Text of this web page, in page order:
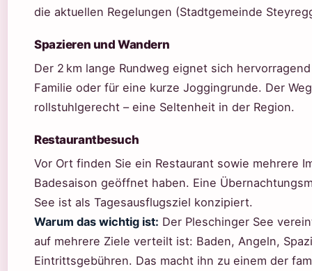
die aktuellen Regelungen (Stadtgemeinde
Spazieren und Wandern
Der 2 km lange Rundweg eignet sich
Familie oder für eine kurze Joggingrunde. Der
rollstuhlgerecht – eine Seltenheit in der Region.
Restaurantbesuch
Vor Ort finden Sie ein Restaurant sowie mehrere
Badesaison geöffnet haben. Eine
See ist als Tagesausflugsziel konzipiert.
Warum das wichtig ist: Der Pleschinger See
auf mehrere Ziele verteilt ist: Baden, Angeln,
Eintrittsgebühren. Das macht ihn zu einem der